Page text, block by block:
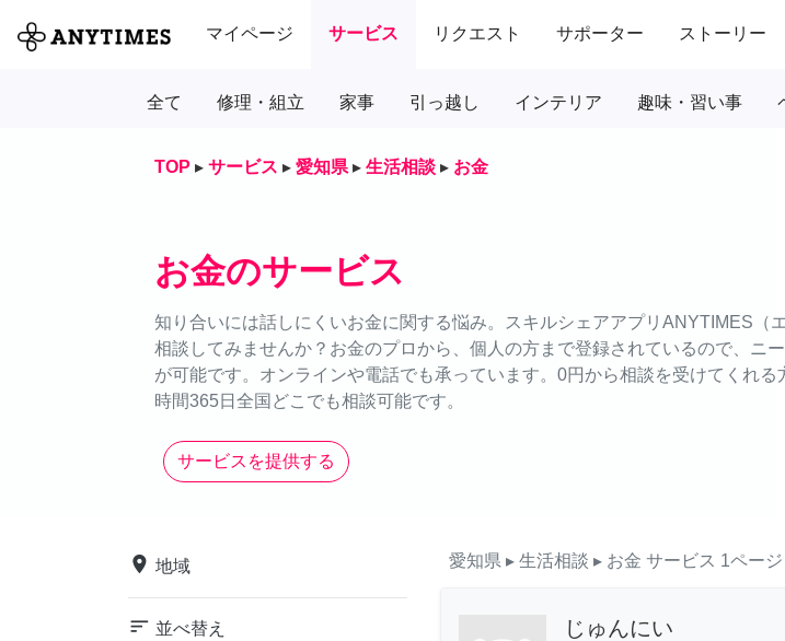
マイページ サービス リクエスト サポーター ストーリー
全て 修理・組立 家事 引っ越し インテリア 趣味・習い事
TOP ▸ サービス ▸ 愛知県 ▸ 生活相談 ▸ お金
お金のサービス
知り合いには話しにくいお金に関する悩み。スキルシェアアプリANYTIMES（
相談してみませんか？お金のプロから、個人の方まで登録されているので、ニ
が可能です。オンラインや電話でも承っています。0円から相談を受けてくれる
時間365日全国どこでも相談可能です。
サービスを提供する
place 地域
sort 並べ替え
愛知県 ▸ 生活相談 ▸ お金 サービス 1ページ
じゅんにい